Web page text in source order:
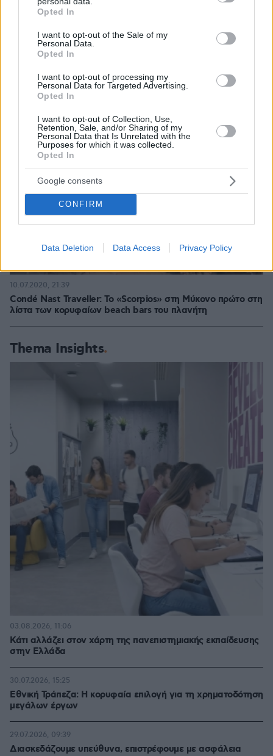
grant or deny consent to Google and its third-party tags to
use your data for below specified purposes in below Google
consent section.
Opted In
I want to opt-out of the Sale of my
Personal Data.
Opted In
I want to opt-out of processing my
Personal Data for Targeted Advertising.
Opted In
I want to opt-out of Collection, Use,
Retention, Sale, and/or Sharing of my
Personal Data that Is Unrelated with the
Purposes for which it was collected.
Opted In
Google consents
CONFIRM
Data Deletion Data Access Privacy Policy
Condé Nast Traveller: Το «Scorpios» στη Μύκονο πρώτο στη
λίστα των κορυφαίων beach bars του πλανήτη
10.07.2020, 21:39
Thema Insights
Κάτι αλλάζει στον χάρτη της πανεπιστημιακής εκπαίδευσης
στην Ελλάδα
03.08.2026, 11:06
Εθνική Τράπεζα: Η κορυφαία επιλογή για τη χρηματοδότηση
μεγάλων έργων
30.07.2026, 15:25
Διασκεδάζουμε υπεύθυνα, επιστρέφουμε με ασφάλεια
29.07.2026, 09:39